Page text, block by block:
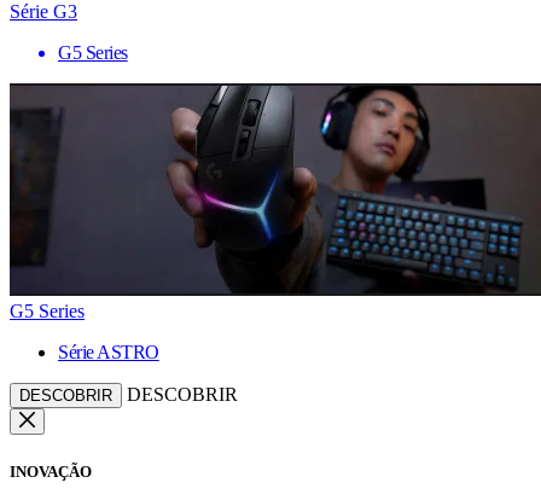
Série G3
G5 Series
G5 Series
Série ASTRO
DESCOBRIR DESCOBRIR
INOVAÇÃO